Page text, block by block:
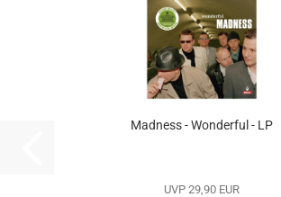
Madness - Wonderful - LP
UVP 29,90 EUR